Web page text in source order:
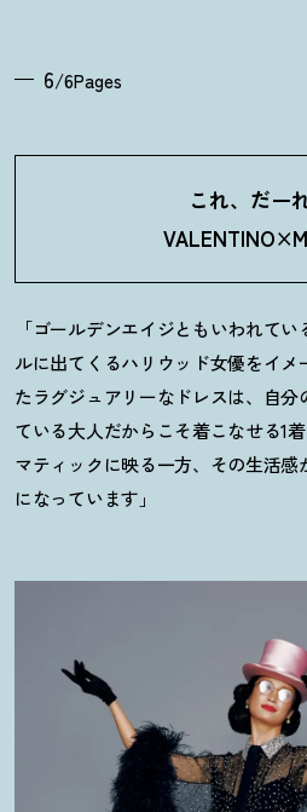
6/6Pages
これ、だー
「ゴールデンエイジともいわれて
ルに出てくるハリウッド女優をイ
たラグジュアリーなドレスは、自
ている大人だからこそ着こなせる1
マティックに映る一方、その生活
になっています」